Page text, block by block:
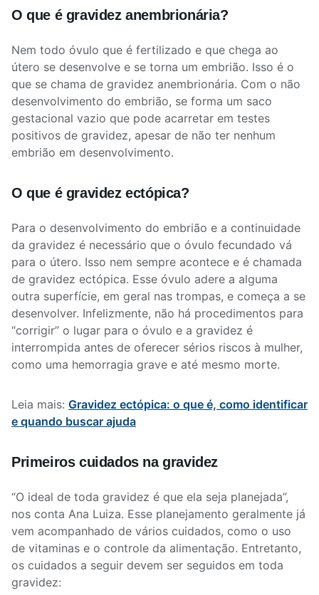
O que é gravidez anembrionária?
Nem todo óvulo que é fertilizado e que chega ao
útero se desenvolve e se torna um embrião. Isso é o
que se chama de gravidez anembrionária. Com o não
desenvolvimento do embrião, se forma um saco
gestacional vazio que pode acarretar em testes
positivos de gravidez, apesar de não ter nenhum
embrião em desenvolvimento.
O que é gravidez ectópica?
Para o desenvolvimento do embrião e a continuidade
da gravidez é necessário que o óvulo fecundado vá
para o útero. Isso nem sempre acontece e é chamada
de gravidez ectópica. Esse óvulo adere a alguma
outra superfície, em geral nas trompas, e começa a se
desenvolver. Infelizmente, não há procedimentos para
“corrigir” o lugar para o óvulo e a gravidez é
interrompida antes de oferecer sérios riscos à mulher,
como uma hemorragia grave e até mesmo morte.
Leia mais: Gravidez ectópica: o que é, como identificar
e quando buscar ajuda
Primeiros cuidados na gravidez
“O ideal de toda gravidez é que ela seja planejada”,
nos conta Ana Luiza. Esse planejamento geralmente já
vem acompanhado de vários cuidados, como o uso
de vitaminas e o controle da alimentação. Entretanto,
os cuidados a seguir devem ser seguidos em toda
gravidez: